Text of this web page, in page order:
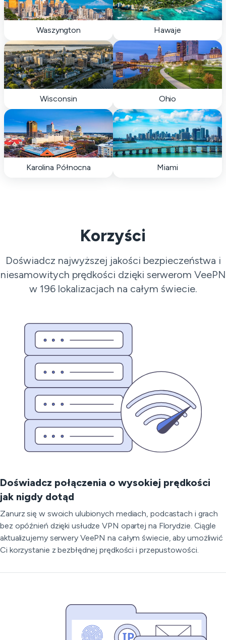
Waszyngton Hawaje
Wisconsin Ohio
Karolina Północna Miami
Korzyści
Doświadcz najwyższej jakości bezpieczeństwa i
niesamowitych prędkości dzięki serwerom VeePN
w 196 lokalizacjach na całym świecie.
Doświadcz połączenia o wysokiej prędkości
jak nigdy dotąd
Zanurz się w swoich ulubionych mediach, podcastach i grach
bez opóźnień dzięki usłudze VPN opartej na Florydzie. Ciągle
aktualizujemy serwery VeePN na całym świecie, aby umożliwić
Ci korzystanie z bezbłędnej prędkości i przepustowości.